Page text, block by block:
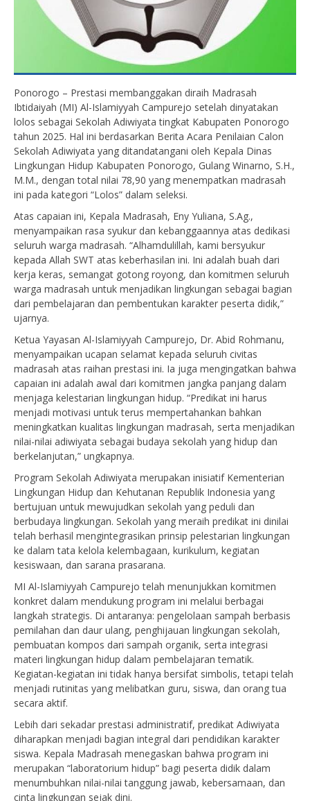
Ponorogo – Prestasi membanggakan diraih Madrasah
Ibtidaiyah (MI) Al-Islamiyyah Campurejo setelah dinyatakan
lolos sebagai Sekolah Adiwiyata tingkat Kabupaten Ponorogo
tahun 2025. Hal ini berdasarkan Berita Acara Penilaian Calon
Sekolah Adiwiyata yang ditandatangani oleh Kepala Dinas
Lingkungan Hidup Kabupaten Ponorogo, Gulang Winarno, S.H.,
M.M., dengan total nilai 78,90 yang menempatkan madrasah
ini pada kategori “Lolos” dalam seleksi.
Atas capaian ini, Kepala Madrasah, Eny Yuliana, S.Ag.,
menyampaikan rasa syukur dan kebanggaannya atas dedikasi
seluruh warga madrasah. “Alhamdulillah, kami bersyukur
kepada Allah SWT atas keberhasilan ini. Ini adalah buah dari
kerja keras, semangat gotong royong, dan komitmen seluruh
warga madrasah untuk menjadikan lingkungan sebagai bagian
dari pembelajaran dan pembentukan karakter peserta didik,”
ujarnya.
Ketua Yayasan Al-Islamiyyah Campurejo, Dr. Abid Rohmanu,
menyampaikan ucapan selamat kepada seluruh civitas
madrasah atas raihan prestasi ini. Ia juga mengingatkan bahwa
capaian ini adalah awal dari komitmen jangka panjang dalam
menjaga kelestarian lingkungan hidup. “Predikat ini harus
menjadi motivasi untuk terus mempertahankan bahkan
meningkatkan kualitas lingkungan madrasah, serta menjadikan
nilai-nilai adiwiyata sebagai budaya sekolah yang hidup dan
berkelanjutan,” ungkapnya.
Program Sekolah Adiwiyata merupakan inisiatif Kementerian
Lingkungan Hidup dan Kehutanan Republik Indonesia yang
bertujuan untuk mewujudkan sekolah yang peduli dan
berbudaya lingkungan. Sekolah yang meraih predikat ini dinilai
telah berhasil mengintegrasikan prinsip pelestarian lingkungan
ke dalam tata kelola kelembagaan, kurikulum, kegiatan
kesiswaan, dan sarana prasarana.
MI Al-Islamiyyah Campurejo telah menunjukkan komitmen
konkret dalam mendukung program ini melalui berbagai
langkah strategis. Di antaranya: pengelolaan sampah berbasis
pemilahan dan daur ulang, penghijauan lingkungan sekolah,
pembuatan kompos dari sampah organik, serta integrasi
materi lingkungan hidup dalam pembelajaran tematik.
Kegiatan-kegiatan ini tidak hanya bersifat simbolis, tetapi telah
menjadi rutinitas yang melibatkan guru, siswa, dan orang tua
secara aktif.
Lebih dari sekadar prestasi administratif, predikat Adiwiyata
diharapkan menjadi bagian integral dari pendidikan karakter
siswa. Kepala Madrasah menegaskan bahwa program ini
merupakan “laboratorium hidup” bagi peserta didik dalam
menumbuhkan nilai-nilai tanggung jawab, kebersamaan, dan
cinta lingkungan sejak dini.